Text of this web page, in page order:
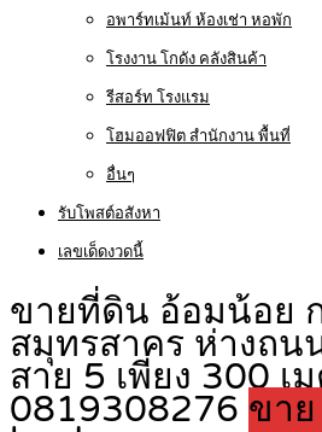
อพาร์ทเม้นท์ ห้องเช่า หอพัก
โรงงาน โกดัง คลังสินค้า
รีสอร์ท โรงแรม
โฮมออฟฟิต สำนักงาน พื้นที่
อื่นๆ
รับโพสต์อสังหา
เลขเด็ดงวดนี้
ขายที่ดิน อ้อมน้อย
สมุทรสาคร ห่างถ
สาย 5 เพียง 300 เ
0819308276 ขาย